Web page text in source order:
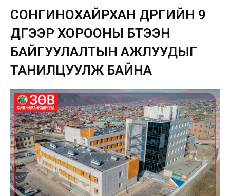
СОНГИНОХАЙРХАН ДҮҮРГИЙН 9
ДҮГЭЭР ХОРООНЫ БҮТЭЭН
БАЙГУУЛАЛТЫН АЖЛУУДЫГ
ТАНИЛЦУУЛЖ БАЙНА